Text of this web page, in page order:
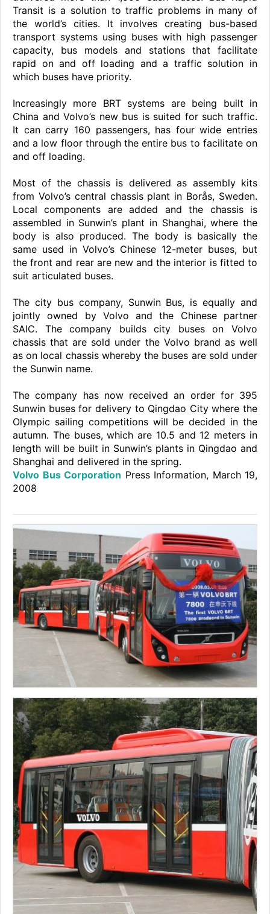
Transit is a solution to traffic problems in many of
the world’s cities. It involves creating bus-based
transport systems using buses with high passenger
capacity, bus models and stations that facilitate
rapid on and off loading and a traffic solution in
which buses have priority.
Increasingly more BRT systems are being built in
China and Volvo’s new bus is suited for such traffic.
It can carry 160 passengers, has four wide entries
and a low floor through the entire bus to facilitate on
and off loading.
Most of the chassis is delivered as assembly kits
from Volvo’s central chassis plant in Borås, Sweden.
Local components are added and the chassis is
assembled in Sunwin’s plant in Shanghai, where the
body is also produced. The body is basically the
same used in Volvo’s Chinese 12-meter buses, but
the front and rear are new and the interior is fitted to
suit articulated buses.
The city bus company, Sunwin Bus, is equally and
jointly owned by Volvo and the Chinese partner
SAIC. The company builds city buses on Volvo
chassis that are sold under the Volvo brand as well
as on local chassis whereby the buses are sold under
the Sunwin name.
The company has now received an order for 395
Sunwin buses for delivery to Qingdao City where the
Olympic sailing competitions will be decided in the
autumn. The buses, which are 10.5 and 12 meters in
length will be built in Sunwin’s plants in Qingdao and
Shanghai and delivered in the spring.
Volvo Bus Corporation Press Information, March 19,
2008